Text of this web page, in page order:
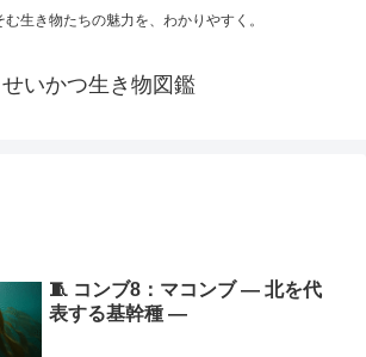
む生き物たちの魅力を、わかりやすく。
せいかつ生き物図鑑
🧵 コンブ8：マコンブ ― 北を代
表する基幹種 ―